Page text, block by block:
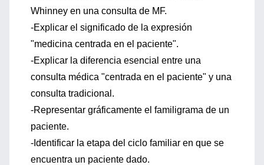
Whinney en una consulta de MF.
-Explicar el significado de la expresión
"medicina centrada en el paciente".
-Explicar la diferencia esencial entre una
consulta médica "centrada en el paciente" y una
consulta tradicional.
-Representar gráficamente el familigrama de un
paciente.
-Identificar la etapa del ciclo familiar en que se
encuentra un paciente dado.